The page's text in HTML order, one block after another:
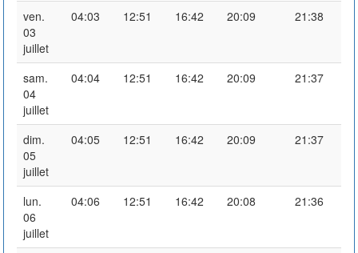
ven.
03
juillet
04:03 12:51 16:42 20:09 21:38
sam.
04
juillet
04:04 12:51 16:42 20:09 21:37
dim.
05
juillet
04:05 12:51 16:42 20:09 21:37
lun.
06
juillet
04:06 12:51 16:42 20:08 21:36